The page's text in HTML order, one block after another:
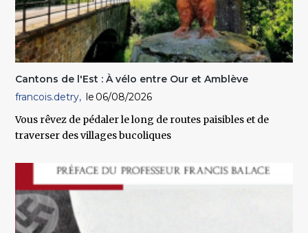
Cantons de l'Est : À vélo entre Our et Amblève
francois.detry
06/08/2026
Vous rêvez de pédaler le long de routes paisibles et de
traverser des villages bucoliques